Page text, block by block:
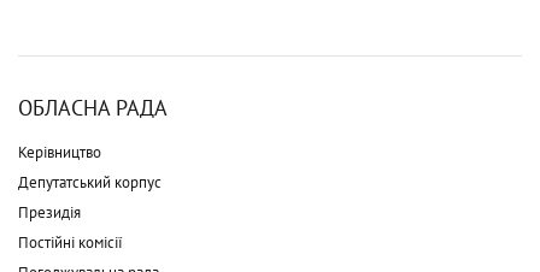
ОБЛАСНА РАДА
Керівництво
Депутатський корпус
Президія
Постійні комісії